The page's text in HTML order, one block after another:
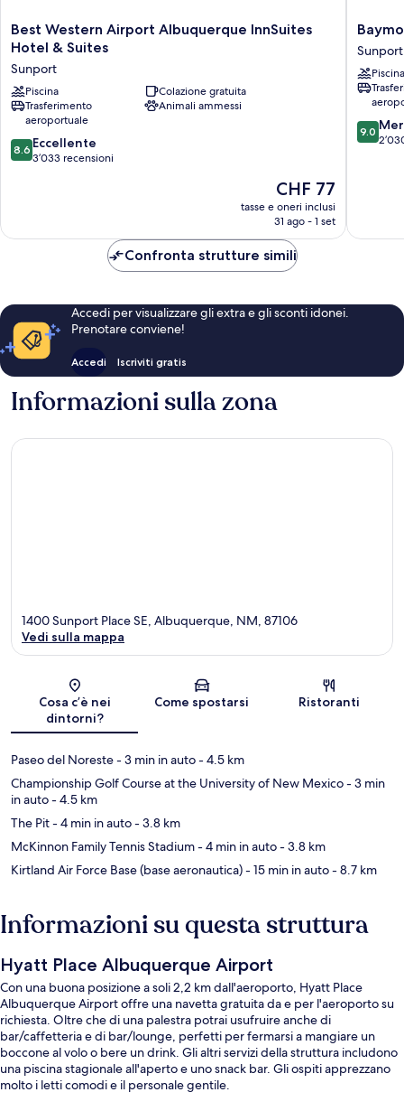
Best
Western
Albuquerque
InnSuites
Hotel
Suites
Sunport
Best Western Airport Albuquerque InnSuites
Hotel & Suites
Sunport
Piscina
Colazione gratuita
Trasferimento
aeroportuale
Animali ammessi
8.6
su
8.6 Eccellente
3’033 recensioni
Il
prezzo
attuale
CHF 77
CHF 77
tasse e oneri inclusi
31 ago - 1 set
by
Airport
Sunport
Sunport
Piscina
9.0
su
9.0
Confronta strutture simili
Accedi per visualizzare gli extra e gli sconti idonei.
Prenotare conviene!
Accedi Iscriviti gratis
Informazioni sulla zona
Mappa
1400 Sunport Place SE, Albuquerque, NM, 87106
Vedi sulla mappa
Cosa c’è nei
dintorni?
Come spostarsi Ristoranti
Paseo del Noreste- 3 min in auto- 4.5 km
Championship Golf Course at the University of New Mexico- 3 min
in auto- 4.5 km
The Pit- 4 min in auto- 3.8 km
McKinnon Family Tennis Stadium- 4 min in auto- 3.8 km
Kirtland Air Force Base (base aeronautica)- 15 min in auto- 8.7 km
Informazioni su questa struttura
Hyatt Place Albuquerque Airport
Con una buona posizione a soli 2,2 km dall'aeroporto, Hyatt Place
Albuquerque Airport offre una navetta gratuita da e per l'aeroporto su
richiesta. Oltre che di una palestra potrai usufruire anche di
bar/caffetteria e di bar/lounge, perfetti per fermarsi a mangiare un
boccone al volo o bere un drink. Gli altri servizi della struttura includono
una piscina stagionale all'aperto e uno snack bar. Gli ospiti apprezzano
molto i letti comodi e il personale gentile.